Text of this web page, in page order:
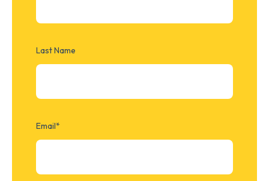
Last Name
Email*